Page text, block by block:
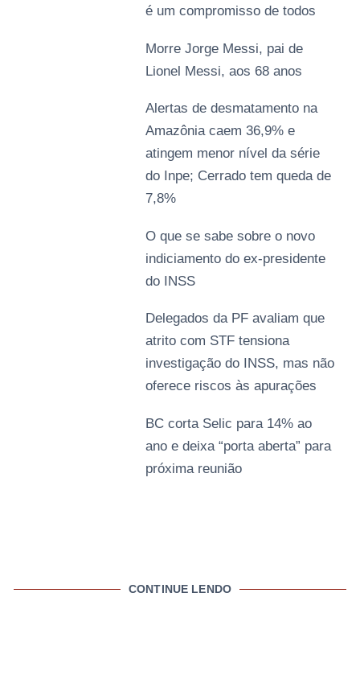
é um compromisso de todos
Morre Jorge Messi, pai de
Lionel Messi, aos 68 anos
Alertas de desmatamento na
Amazônia caem 36,9% e
atingem menor nível da série
do Inpe; Cerrado tem queda de
7,8%
O que se sabe sobre o novo
indiciamento do ex-presidente
do INSS
Delegados da PF avaliam que
atrito com STF tensiona
investigação do INSS, mas não
oferece riscos às apurações
BC corta Selic para 14% ao
ano e deixa “porta aberta” para
próxima reunião
CONTINUE LENDO